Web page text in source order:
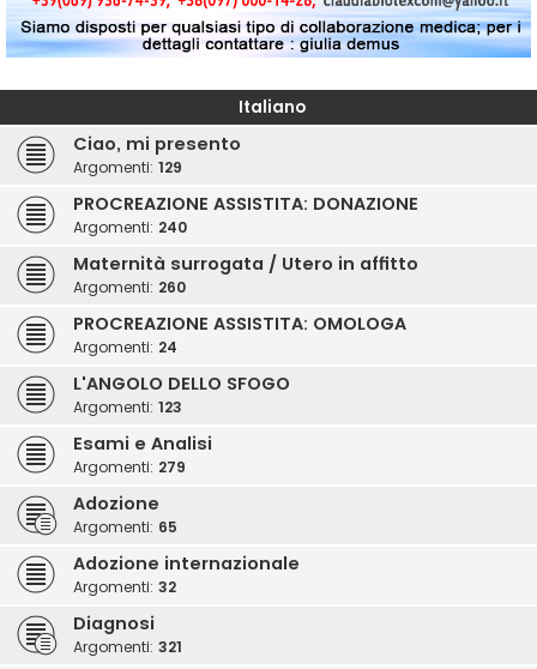
a
Italiano
Ciao, mi presento
Argomenti: 129
PROCREAZIONE ASSISTITA: DONAZIONE
Argomenti: 240
Maternità surrogata / Utero in affitto
Argomenti: 260
PROCREAZIONE ASSISTITA: OMOLOGA
Argomenti: 24
L'ANGOLO DELLO SFOGO
Argomenti: 123
Esami e Analisi
Argomenti: 279
Adozione
Argomenti: 65
Adozione internazionale
Argomenti: 32
Diagnosi
Argomenti: 321